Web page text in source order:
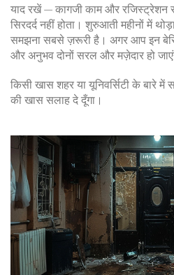
याद रखें — कागजी काम और
सिरदर्द नहीं होता। शुरुआती महीनों में
समझना सबसे ज़रूरी है। अगर आप इन
और अनुभव दोनों सरल और मज़ेदार हो
किसी खास शहर या यूनिवर्सिटी के बारे
की खास सलाह दे दूँगा।